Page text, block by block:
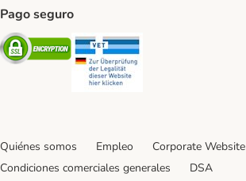
Pago seguro
Security
Quiénes somos Empleo Corporate Website
Condiciones comerciales generales
DSA